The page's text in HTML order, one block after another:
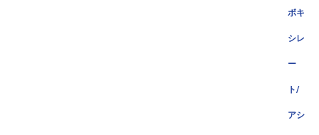
ボキ
シレ
ー
ト/
アシ